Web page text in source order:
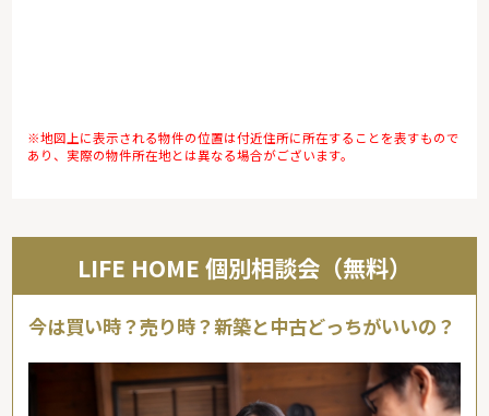
※地図上に表示される物件の位置は付近住所に所在することを表すもので
あり、実際の物件所在地とは異なる場合がございます。
LIFE HOME 個別相談会（無料）
今は買い時？売り時？新築と中古どっちがいいの？